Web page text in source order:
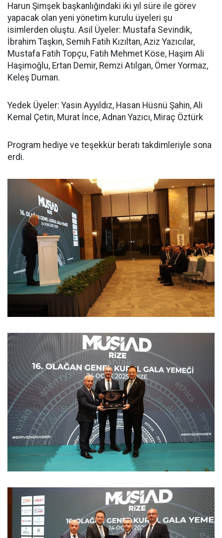
Harun Şimşek başkanlığındaki iki yıl süre ile görev
yapacak olan yeni yönetim kurulu üyeleri şu
isimlerden oluştu. Asil Üyeler: Mustafa Sevindik,
İbrahim Taşkın, Semih Fatih Kızıltan, Aziz Yazıcılar,
Mustafa Fatih Topçu, Fatih Mehmet Köse, Haşim Ali
Haşimoğlu, Ertan Demir, Remzi Atılgan, Ömer Yormaz,
Keleş Duman.
Yedek Üyeler: Yasin Ayyıldız, Hasan Hüsnü Şahin, Ali
Kemal Çetin, Murat İnce, Adnan Yazıcı, Miraç Öztürk
Program hediye ve teşekkür beratı takdimleriyle sona
erdi.